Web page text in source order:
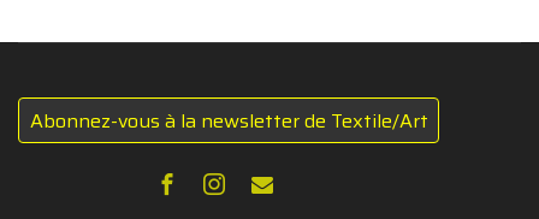
Abonnez-vous à la newsletter de Textile/Art